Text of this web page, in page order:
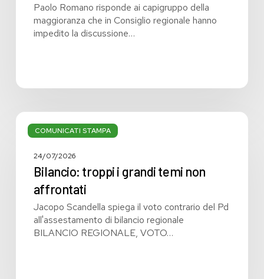
Paolo Romano risponde ai capigruppo della
maggioranza che in Consiglio regionale hanno
impedito la discussione…
COMUNICATI STAMPA
Bilancio:
troppi
grandi
affrontati
24/07/2026
Bilancio: troppi i grandi temi non
affrontati
Jacopo Scandella spiega il voto contrario del Pd
all'assestamento di bilancio regionale
BILANCIO REGIONALE, VOTO…